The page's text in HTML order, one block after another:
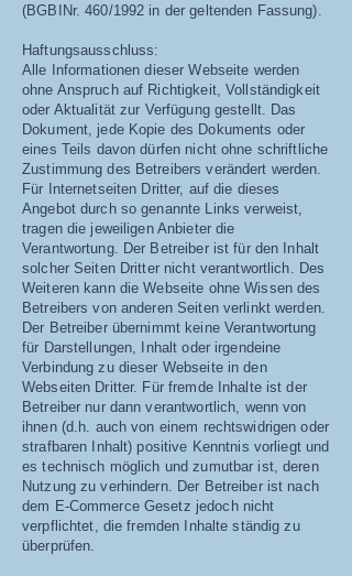
(BGBINr. 460/1992 in der geltenden Fassung).
Haftungsausschluss:
Alle Informationen dieser Webseite werden
ohne Anspruch auf Richtigkeit, Vollständigkeit
oder Aktualität zur Verfügung gestellt. Das
Dokument, jede Kopie des Dokuments oder
eines Teils davon dürfen nicht ohne schriftliche
Zustimmung des Betreibers verändert werden.
Für Internetseiten Dritter, auf die dieses
Angebot durch so genannte Links verweist,
tragen die jeweiligen Anbieter die
Verantwortung. Der Betreiber ist für den Inhalt
solcher Seiten Dritter nicht verantwortlich. Des
Weiteren kann die Webseite ohne Wissen des
Betreibers von anderen Seiten verlinkt werden.
Der Betreiber übernimmt keine Verantwortung
für Darstellungen, Inhalt oder irgendeine
Verbindung zu dieser Webseite in den
Webseiten Dritter. Für fremde Inhalte ist der
Betreiber nur dann verantwortlich, wenn von
ihnen (d.h. auch von einem rechtswidrigen oder
strafbaren Inhalt) positive Kenntnis vorliegt und
es technisch möglich und zumutbar ist, deren
Nutzung zu verhindern. Der Betreiber ist nach
dem E-Commerce Gesetz jedoch nicht
verpflichtet, die fremden Inhalte ständig zu
überprüfen.